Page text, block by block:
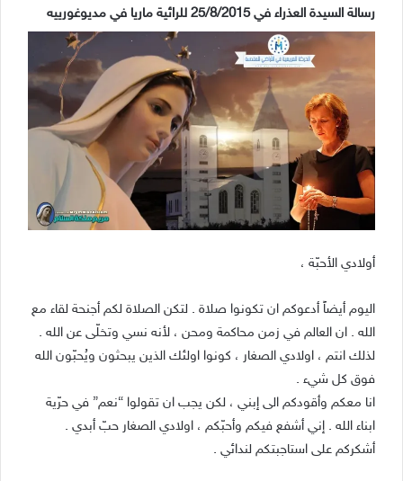
رسالة السيدة العذراء في 25/8/2015 للرائية ماريا في مديوغورييه
أولادي الأحبّة ،
اليوم أيضاً أدعوكم ان تكونوا صلاة . لتكن الصلاة لكم أجنحة لقاء مع
الله . ان العالم في زمن محاكمة ومحن ، لأنه نسي وتخلّى عن الله .
لذلك انتم ، اولادي الصغار ، كونوا اولئك الذين يبحثون ويُحبّون الله
فوق كل شيء .
انا معكم وأقودكم الى إبني ، لكن يجب ان تقولوا “نعم” في حرّية
ابناء الله . إني أشفع فيكم وأحبّكم ، اولادي الصغار حبّ أبدي .
أشكركم على استاجبتكم لندائي .